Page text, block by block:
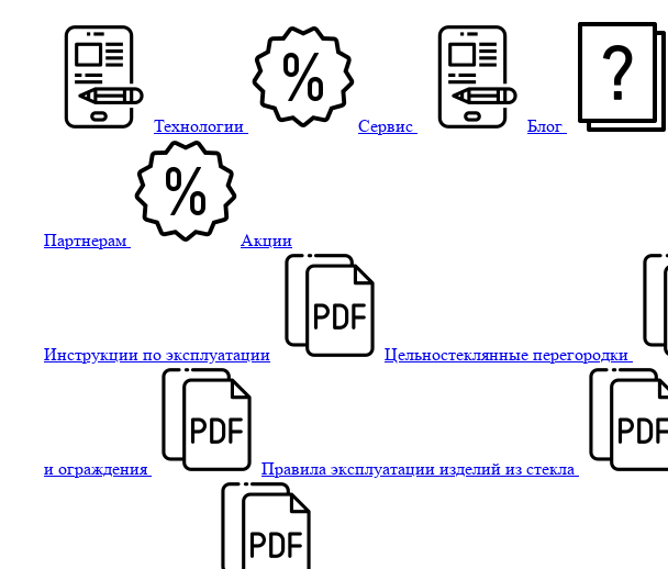
Технологии Сервис Блог
Партнерам Акции
Инструкции по эксплуатации Цельностеклянные перегородки
и ограждения Правила эксплуатации изделий из стекла